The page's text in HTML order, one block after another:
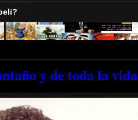
y de toda la vida